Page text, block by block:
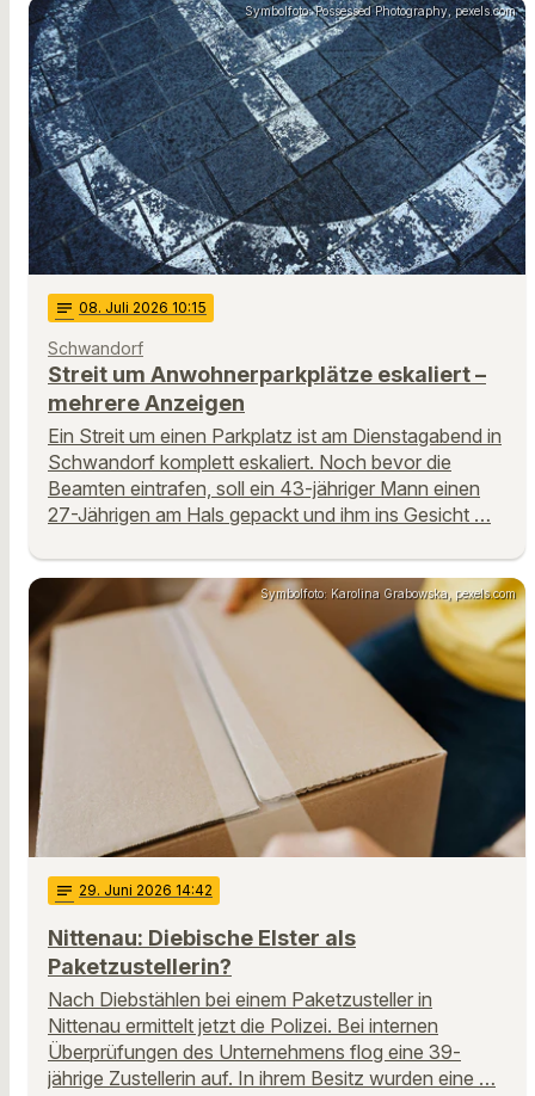
Symbolfoto: Possessed Photography, pexels.com
notes 08. Juli 2026 10:15
Schwandorf
Streit um Anwohnerparkplätze eskaliert –
mehrere Anzeigen
Ein Streit um einen Parkplatz ist am Dienstagabend in
Schwandorf komplett eskaliert. Noch bevor die
Beamten eintrafen, soll ein 43-jähriger Mann einen
27-Jährigen am Hals gepackt und ihm ins Gesicht …
Symbolfoto: Karolina Grabowska, pexels.com
notes 29. Juni 2026 14:42
Nittenau: Diebische Elster als
Paketzustellerin?
Nach Diebstählen bei einem Paketzusteller in
Nittenau ermittelt jetzt die Polizei. Bei internen
Überprüfungen des Unternehmens flog eine 39-
jährige Zustellerin auf. In ihrem Besitz wurden eine …